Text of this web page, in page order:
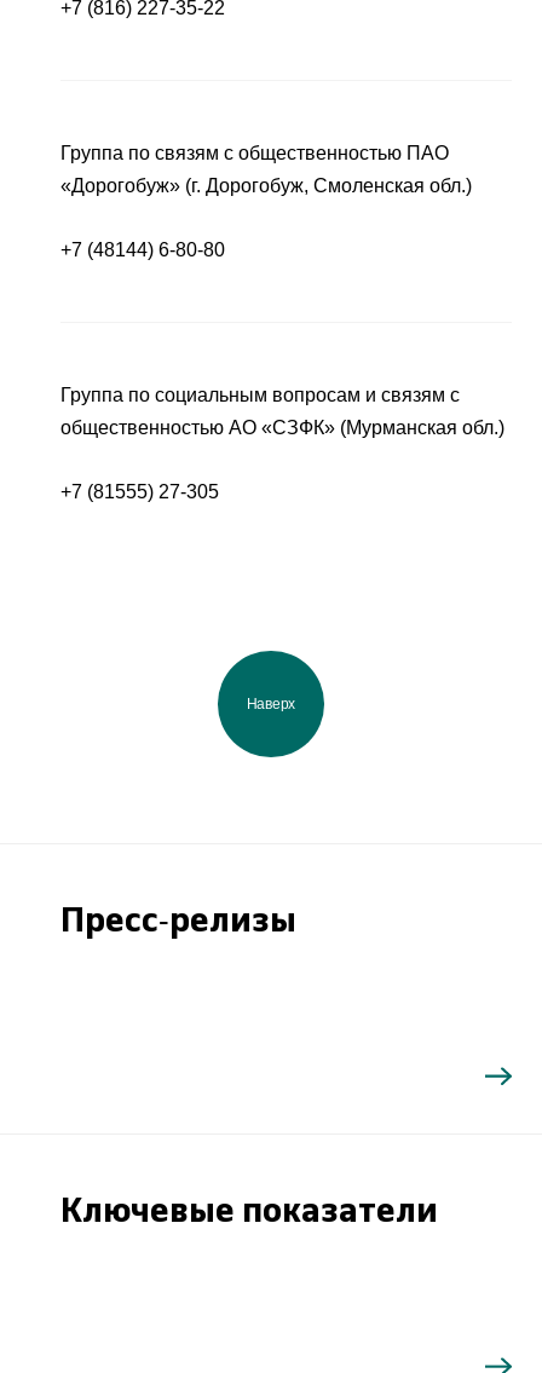
+7 (816) 227-35-22
Группа по связям с общественностью ПАО
«Дорогобуж» (г. Дорогобуж, Смоленская обл.)
+7 (48144) 6-80-80
Группа по социальным вопросам и связям с
общественностью АО «СЗФК» (Мурманская обл.)
+7 (81555) 27-305
Наверх
Пресс-релизы
Ключевые показатели